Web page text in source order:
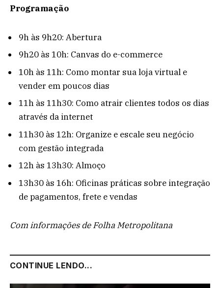
Programação
9h às 9h20: Abertura
9h20 às 10h: Canvas do e-commerce
10h às 11h: Como montar sua loja virtual e
vender em poucos dias
11h às 11h30: Como atrair clientes todos os dias
através da internet
11h30 às 12h: Organize e escale seu negócio
com gestão integrada
12h às 13h30: Almoço
13h30 às 16h: Oficinas práticas sobre integração
de pagamentos, frete e vendas
Com informações de Folha Metropolitana
CONTINUE LENDO...